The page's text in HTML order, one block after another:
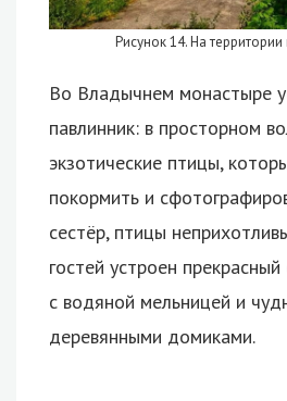
Рисунок 14. На
Во Владычнем монастыре
павлинник: в просторном
экзотические птицы,
покормить и
сестёр, птицы
гостей устроен
с водяной мельницей и
деревянными домиками.